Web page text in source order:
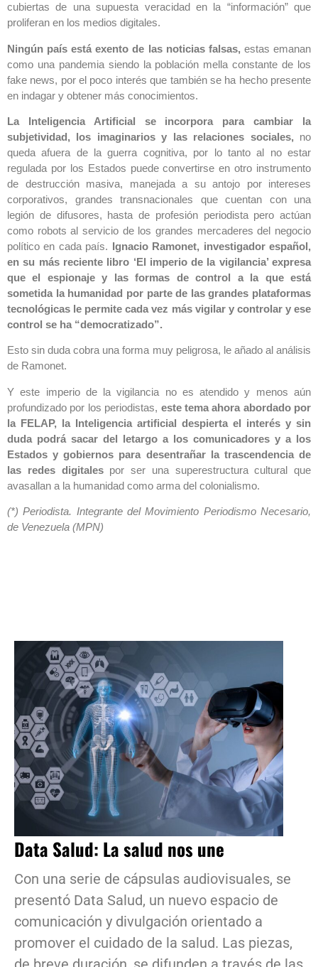
cubiertas de una supuesta veracidad en la “información” que
proliferan en los medios digitales.
Ningún país está exento de las noticias falsas, estas emanan
como una pandemia siendo la población mella constante de los
fake news, por el poco interés que también se ha hecho presente
en indagar y obtener más conocimientos.
La Inteligencia Artificial se incorpora para cambiar la
subjetividad, los imaginarios y las relaciones sociales, no
queda afuera de la guerra cognitiva, por lo tanto al no estar
regulada por los Estados puede convertirse en otro instrumento
de destrucción masiva, manejada a su antojo por intereses
corporativos, grandes transnacionales que cuentan con una
legión de difusores, hasta de profesión periodista pero actúan
como robots al servicio de los grandes mercaderes del negocio
político en cada país. Ignacio Ramonet, investigador español,
en su más reciente libro ‘El imperio de la vigilancia’ expresa
que el espionaje y las formas de control a la que está
sometida la humanidad por parte de las grandes plataformas
tecnológicas le permite cada vez más vigilar y controlar y ese
control se ha “democratizado”.
Esto sin duda cobra una forma muy peligrosa, le añado al análisis
de Ramonet.
Y este imperio de la vigilancia no es atendido y menos aún
profundizado por los periodistas, este tema ahora abordado por
la FELAP, la Inteligencia artificial despierta el interés y sin
duda podrá sacar del letargo a los comunicadores y a los
Estados y gobiernos para desentrañar la trascendencia de
las redes digitalespor ser una superestructura cultural que
avasallan a la humanidad como arma del colonialismo.
(*) Periodista. Integrante del Movimiento Periodismo Necesario,
de Venezuela (MPN)
Data Salud: La salud nos une
Con una serie de cápsulas audiovisuales, se
presentó Data Salud, un nuevo espacio de
comunicación y divulgación orientado a
promover el cuidado de la salud. Las piezas,